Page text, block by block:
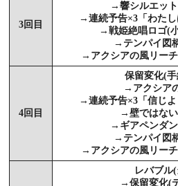
3回目
→響シルエッ
→連続予告×3「わたし
→戦姫絶唱ロゴ(
→テンパイ図
→アクシアの風リー
4回目
保留変化(
→アクシア
→連続予告×3「信じよ
→壁ではな
→ギアペンダ
→テンパイ図
→アクシアの風リー
レバブ
→保留変化(